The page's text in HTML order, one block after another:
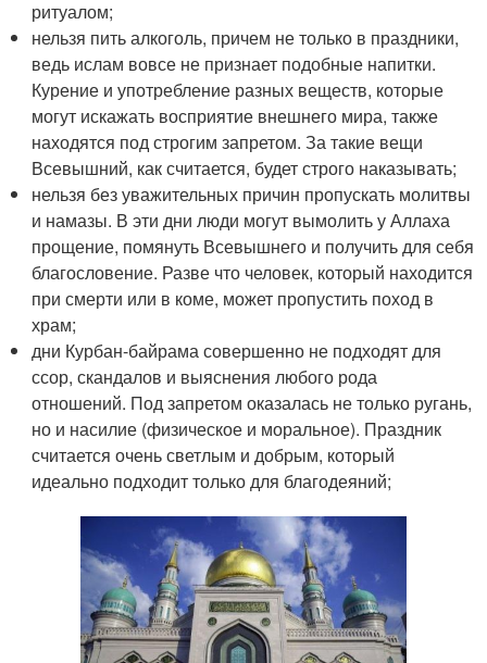
ритуалом;
нельзя пить алкоголь, причем не только в праздники,
ведь ислам вовсе не признает подобные напитки.
Курение и употребление разных веществ, которые
могут искажать восприятие внешнего мира, также
находятся под строгим запретом. За такие вещи
Всевышний, как считается, будет строго наказывать;
нельзя без уважительных причин пропускать молитвы
и намазы. В эти дни люди могут вымолить у Аллаха
прощение, помянуть Всевышнего и получить для себя
благословение. Разве что человек, который находится
при смерти или в коме, может пропустить поход в
храм;
дни Курбан-байрама совершенно не подходят для
ссор, скандалов и выяснения любого рода
отношений. Под запретом оказалась не только ругань,
но и насилие (физическое и моральное). Праздник
считается очень светлым и добрым, который
идеально подходит только для благодеяний;